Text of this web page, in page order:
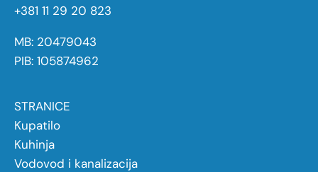
+381 11 29 20 823
MB: 20479043
PIB: 105874962
STRANICE
Kupatilo
Kuhinja
Vodovod i kanalizacija